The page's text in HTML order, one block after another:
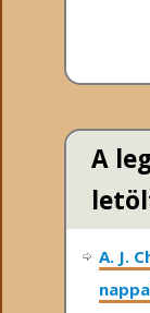
A
A. J.